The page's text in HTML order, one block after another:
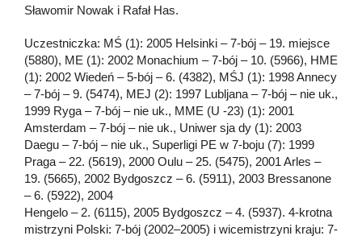
Sławomir Nowak i Rafał Has.
Uczestniczka: MŚ (1): 2005 Helsinki – 7-bój – 19. miejsce
(5880), ME (1): 2002 Monachium – 7-bój – 10. (5966), HME
(1): 2002 Wiedeń – 5-bój – 6. (4382), MŚJ (1): 1998 Annecy
– 7-bój – 9. (5474), MEJ (2): 1997 Lubljana – 7-bój – nie uk.,
1999 Ryga – 7-bój – nie uk., MME (U -23) (1): 2001
Amsterdam – 7-bój – nie uk., Uniwer sja dy (1): 2003
Daegu – 7-bój – nie uk., Superligi PE w 7-boju (7): 1999
Praga – 22. (5619), 2000 Oulu – 25. (5475), 2001 Arles –
19. (5665), 2002 Bydgoszcz – 6. (5911), 2003 Bressanone
– 6. (5922), 2004
Hengelo – 2. (6115), 2005 Bydgoszcz – 4. (5937). 4-krotna
mistrzyni Polski: 7-bój (2002–2005) i wicemistrzyni kraju: 7-